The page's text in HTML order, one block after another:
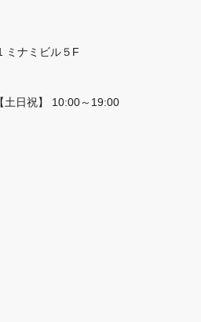
ミナミビル５F
土日祝】 10:00～19:00